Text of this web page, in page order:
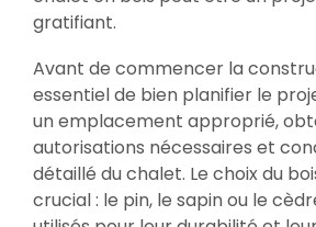
gratifiant.
Avant de commencer la
essentiel de bien planifier le
un emplacement approprié,
autorisations nécessaires et
détaillé du chalet. Le choix du
crucial : le pin, le sapin ou le